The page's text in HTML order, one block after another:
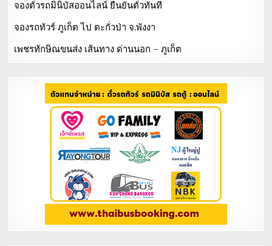
จองตั๋วรถมินิบัสออนไลน์ ยืนยันตั๋วทันที
จองรถทัวร์ ภูเก็ต ไป ตะกั่วป่า จ.พังงา
เพชรทักษิณขนส่ง เส้นทาง ด่านนอก – ภูเก็ต